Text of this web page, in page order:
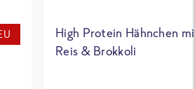
High Protein Hähnchen
Reis & Brokkoli